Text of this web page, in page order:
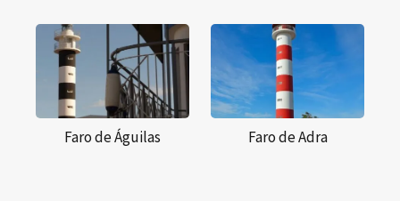
Faro de Águilas Faro de Adra